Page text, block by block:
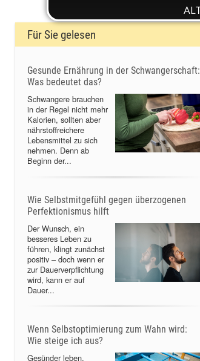
Für Sie gelesen
Gesunde Ernährung in der Schwangerschaft:
Was bedeutet das?
Schwangere brauchen
in der Regel nicht mehr
Kalorien, sollten aber
nährstoffreichere
Lebensmittel zu sich
nehmen. Denn ab
Beginn der...
Wie Selbstmitgefühl gegen überzogenen
Perfektionismus hilft
Der Wunsch, ein
besseres Leben zu
führen, klingt zunächst
positiv – doch wenn er
zur Dauerverpflichtung
wird, kann er auf
Dauer...
Wenn Selbstoptimierung zum Wahn wird:
Wie steige ich aus?
Gesünder leben,